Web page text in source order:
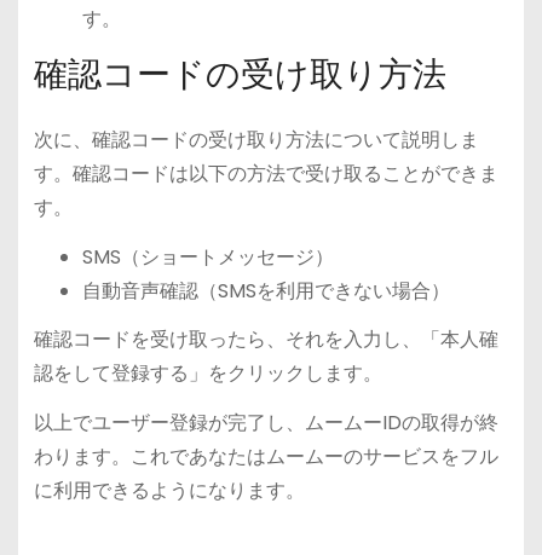
す。
確認コードの受け取り方法
次に、確認コードの受け取り方法について説明しま
す。確認コードは以下の方法で受け取ることができま
す。
SMS（ショートメッセージ）
自動音声確認（SMSを利用できない場合）
確認コードを受け取ったら、それを入力し、「本人確
認をして登録する」をクリックします。
以上でユーザー登録が完了し、ムームーIDの取得が終
わります。これであなたはムームーのサービスをフル
に利用できるようになります。